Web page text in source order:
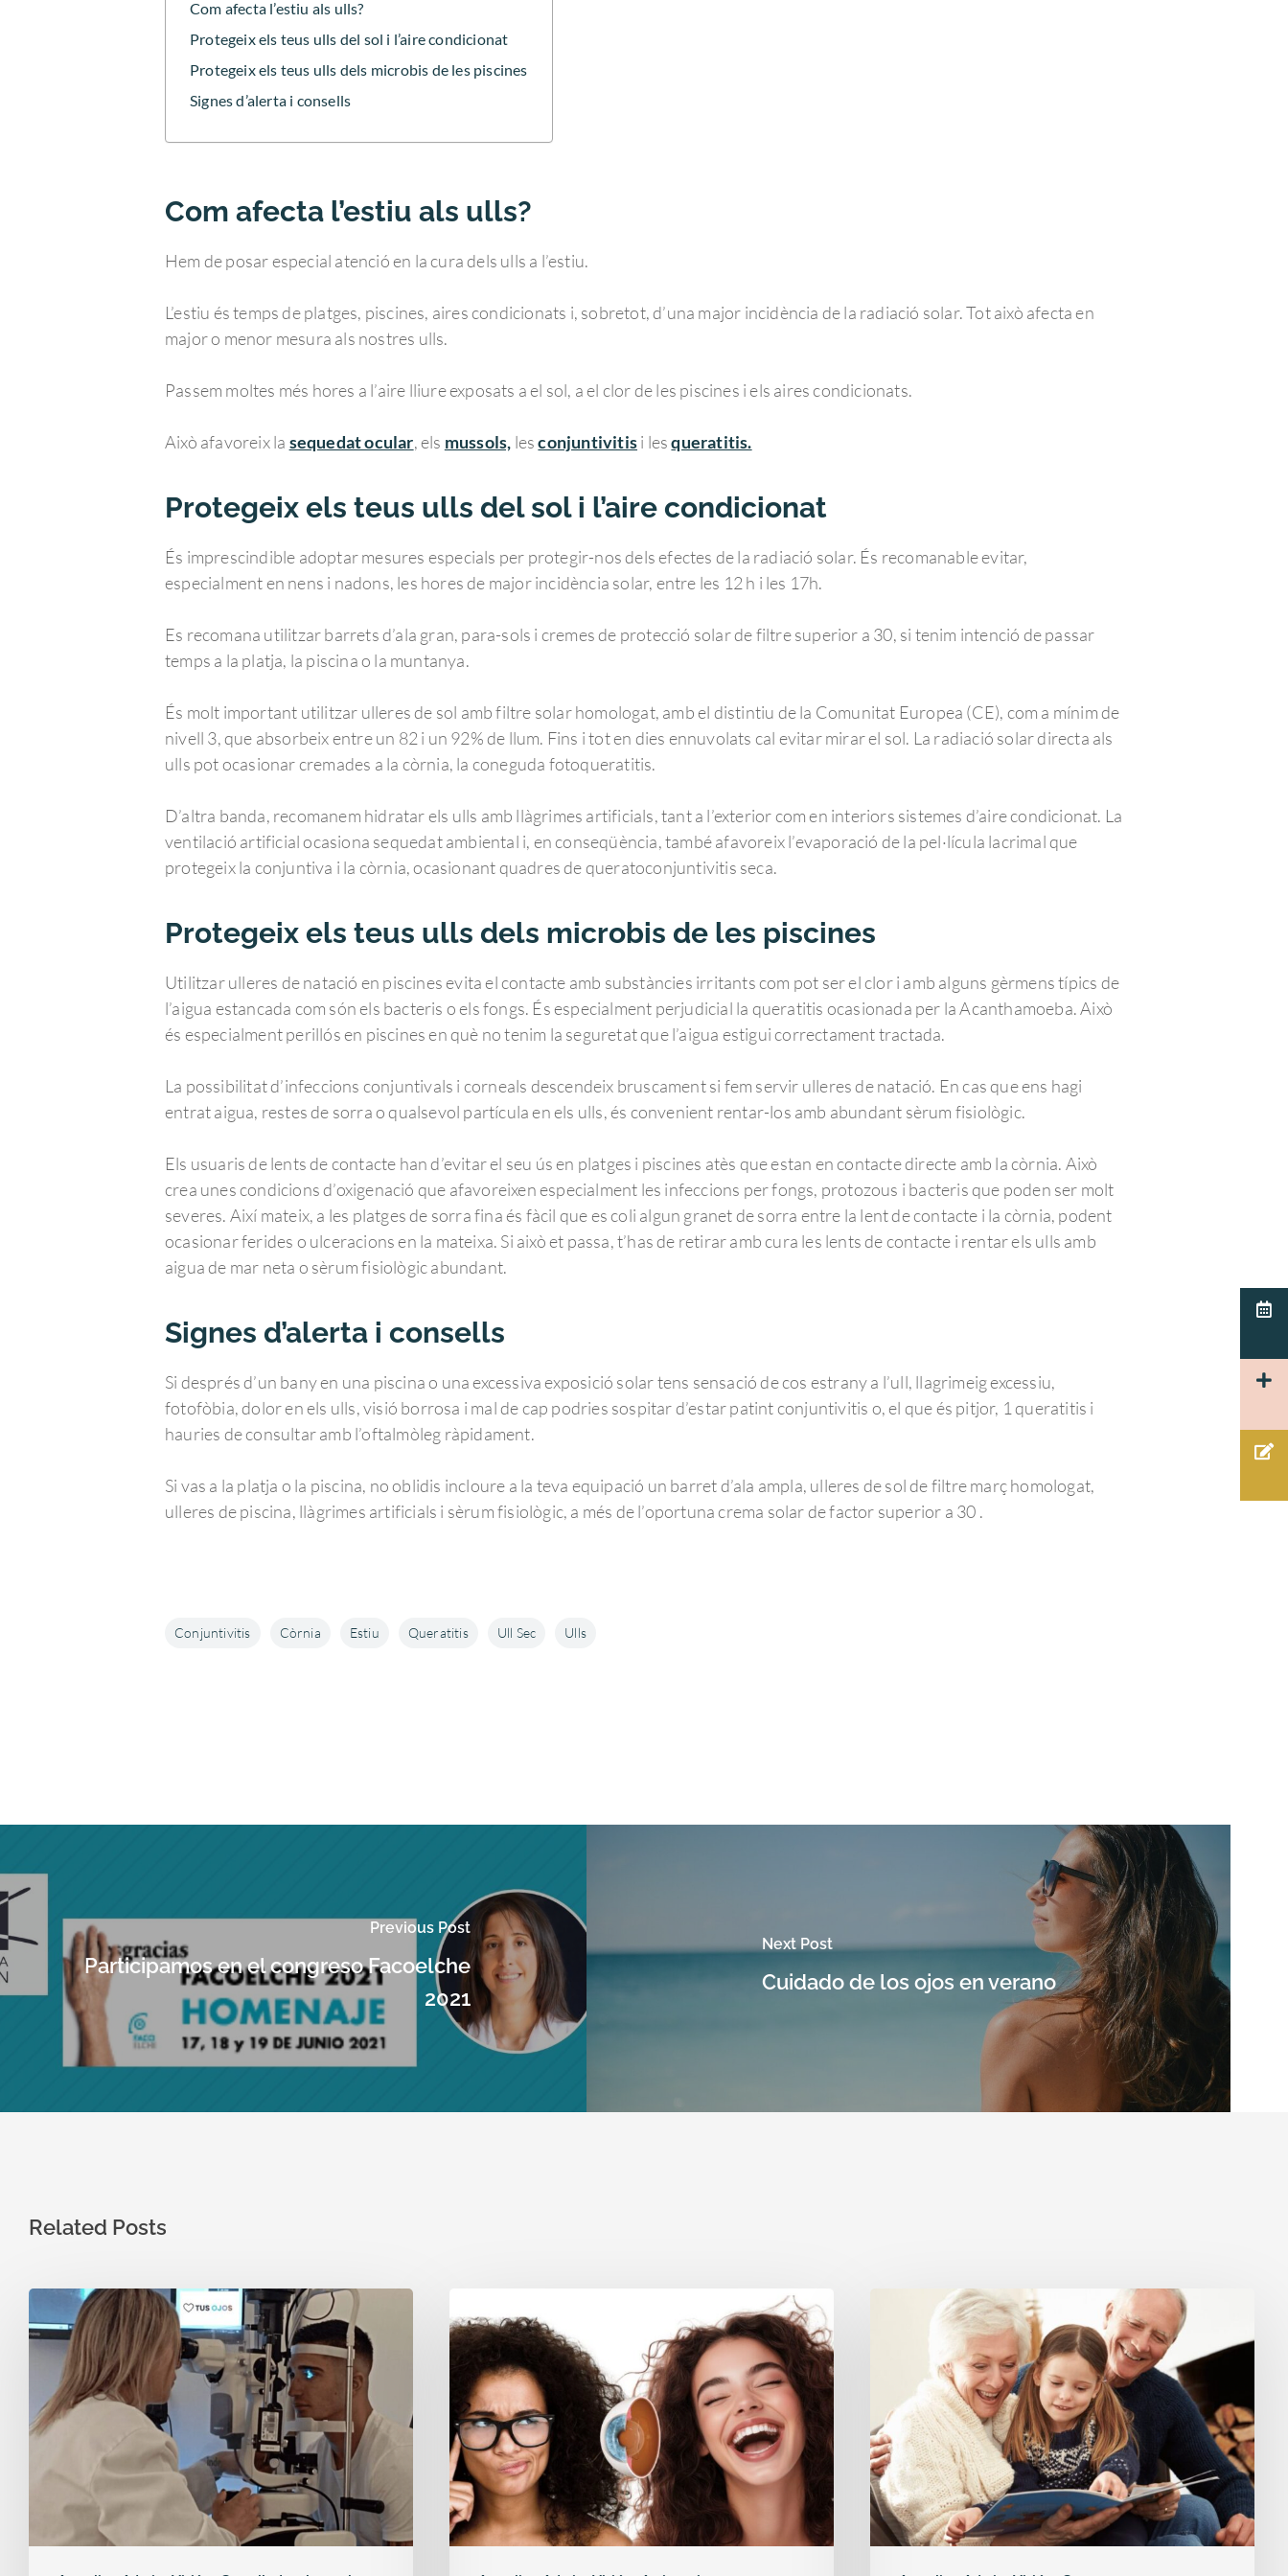
Com afecta l’estiu als ulls?
Protegeix els teus ulls del sol i l’aire condicionat
Protegeix els teus ulls dels microbis de les piscines
Signes d’alerta i consells
Com afecta l’estiu als ulls?
Hem de posar especial atenció en la cura dels ulls a l’estiu.
L’estiu és temps de platges, piscines, aires condicionats i, sobretot, d’una major incidència de la radiació solar. Tot això afecta en
major o menor mesura als nostres ulls.
Passem moltes més hores a l’aire lliure exposats a el sol, a el clor de les piscines i els aires condicionats.
Això afavoreix la sequedat ocular, els mussols, lesconjuntivitisi lesqueratitis.
Protegeix els teus ulls del sol i l’aire condicionat
És imprescindible adoptar mesures especials per protegir-nos dels efectes de la radiació solar. És recomanable evitar,
especialment en nens i nadons, les hores de major incidència solar, entre les 12 h i les 17h.
Es recomana utilitzar barrets d’ala gran, para-sols i cremes de protecció solar de filtre superior a 30, si tenim intenció de passar
temps a la platja, la piscina o la muntanya.
És molt important utilitzar ulleres de sol amb filtre solar homologat, amb el distintiu de la Comunitat Europea (CE), com a mínim de
nivell 3, que absorbeix entre un 82 i un 92% de llum. Fins i tot en dies ennuvolats cal evitar mirar el sol. La radiació solar directa als
ulls pot ocasionar cremades a la còrnia, la coneguda fotoqueratitis.
D’altra banda, recomanem hidratar els ulls amb llàgrimes artificials, tant a l’exterior com en interiors sistemes d’aire condicionat. La
ventilació artificial ocasiona sequedat ambiental i, en conseqüència, també afavoreix l’evaporació de la pel·lícula lacrimal que
protegeix la conjuntiva i la còrnia, ocasionant quadres de queratoconjuntivitis seca.
Protegeix els teus ulls dels microbis de les piscines
Utilitzar ulleres de natació en piscines evita el contacte amb substàncies irritants com pot ser el clor i amb alguns gèrmens típics de
l’aigua estancada com són els bacteris o els fongs. És especialment perjudicial la queratitis ocasionada per la Acanthamoeba. Això
és especialment perillós en piscines en què no tenim la seguretat que l’aigua estigui correctament tractada.
La possibilitat d’infeccions conjuntivals i corneals descendeix bruscament si fem servir ulleres de natació. En cas que ens hagi
entrat aigua, restes de sorra o qualsevol partícula en els ulls, és convenient rentar-los amb abundant sèrum fisiològic.
Els usuaris de lents de contacte han d’evitar el seu ús en platges i piscines atès que estan en contacte directe amb la còrnia. Això
crea unes condicions d’oxigenació que afavoreixen especialment les infeccions per fongs, protozous i bacteris que poden ser molt
severes. Així mateix, a les platges de sorra fina és fàcil que es coli algun granet de sorra entre la lent de contacte i la còrnia, podent
ocasionar ferides o ulceracions en la mateixa. Si això et passa, t’has de retirar amb cura les lents de contacte i rentar els ulls amb
aigua de mar neta o sèrum fisiològic abundant.
Signes d’alerta i consells
Si després d’un bany en una piscina o una excessiva exposició solar tens sensació de cos estrany a l’ull, llagrimeig excessiu,
fotofòbia, dolor en els ulls, visió borrosa i mal de cap podries sospitar d’estar patint conjuntivitis o, el que és pitjor, 1 queratitis i
hauries de consultar amb l’oftalmòleg ràpidament.
Si vas a la platja o la piscina, no oblidis incloure a la teva equipació un barret d’ala ampla, ulleres de sol de filtre març homologat,
ulleres de piscina, llàgrimes artificials i sèrum fisiològic, a més de l’oportuna crema solar de factor superior a 30 .
Conjuntivitis Còrnia Estiu Queratitis Ull Sec Ulls
Previous Post
Participamos en el congreso Facoelche
2021
Next Post
Cuidado de los ojos en verano
Related Posts